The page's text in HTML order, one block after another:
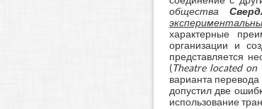
общества
характерные
организации и
представляется
(Theatre located on
варианта перевода
допустил две
использование